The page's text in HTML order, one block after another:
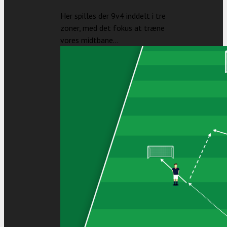
Her spilles der 9v4 inddelt i tre
zoner, med det fokus at træne
vores midtbane...